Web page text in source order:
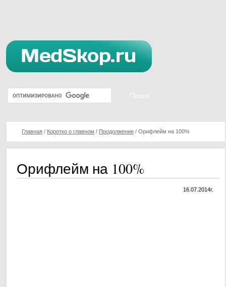
Главная / Коротко о главном / Продолжение /Орифлейм на 100%
Орифлейм на 100%
16.07.2014г.